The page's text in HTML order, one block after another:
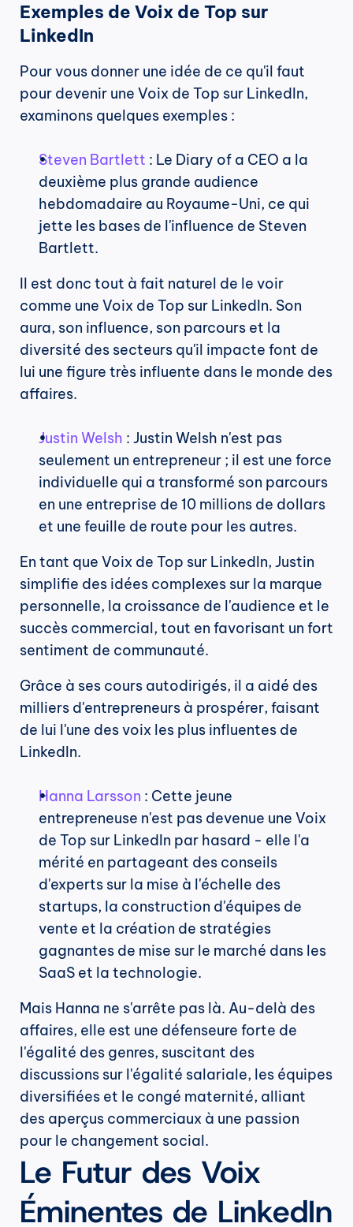
Exemples de Voix de Top sur
LinkedIn
Pour vous donner une idée de ce qu'il faut
pour devenir une Voix de Top sur LinkedIn,
examinons quelques exemples :
Steven Bartlett : Le Diary of a CEO a la
deuxième plus grande audience
hebdomadaire au Royaume-Uni, ce qui
jette les bases de l'influence de Steven
Bartlett.
Il est donc tout à fait naturel de le voir
comme une Voix de Top sur LinkedIn. Son
aura, son influence, son parcours et la
diversité des secteurs qu'il impacte font de
lui une figure très influente dans le monde des
affaires.
Justin Welsh : Justin Welsh n'est pas
seulement un entrepreneur ; il est une force
individuelle qui a transformé son parcours
en une entreprise de 10 millions de dollars
et une feuille de route pour les autres.
En tant que Voix de Top sur LinkedIn, Justin
simplifie des idées complexes sur la marque
personnelle, la croissance de l'audience et le
succès commercial, tout en favorisant un fort
sentiment de communauté.
Grâce à ses cours autodirigés, il a aidé des
milliers d'entrepreneurs à prospérer, faisant
de lui l'une des voix les plus influentes de
LinkedIn.
Hanna Larsson : Cette jeune
entrepreneuse n'est pas devenue une Voix
de Top sur LinkedIn par hasard - elle l'a
mérité en partageant des conseils
d'experts sur la mise à l'échelle des
startups, la construction d'équipes de
vente et la création de stratégies
gagnantes de mise sur le marché dans les
SaaS et la technologie.
Mais Hanna ne s'arrête pas là. Au-delà des
affaires, elle est une défenseure forte de
l'égalité des genres, suscitant des
discussions sur l'égalité salariale, les équipes
diversifiées et le congé maternité, alliant
des aperçus commerciaux à une passion
pour le changement social.
Le Futur des Voix
Éminentes de LinkedIn